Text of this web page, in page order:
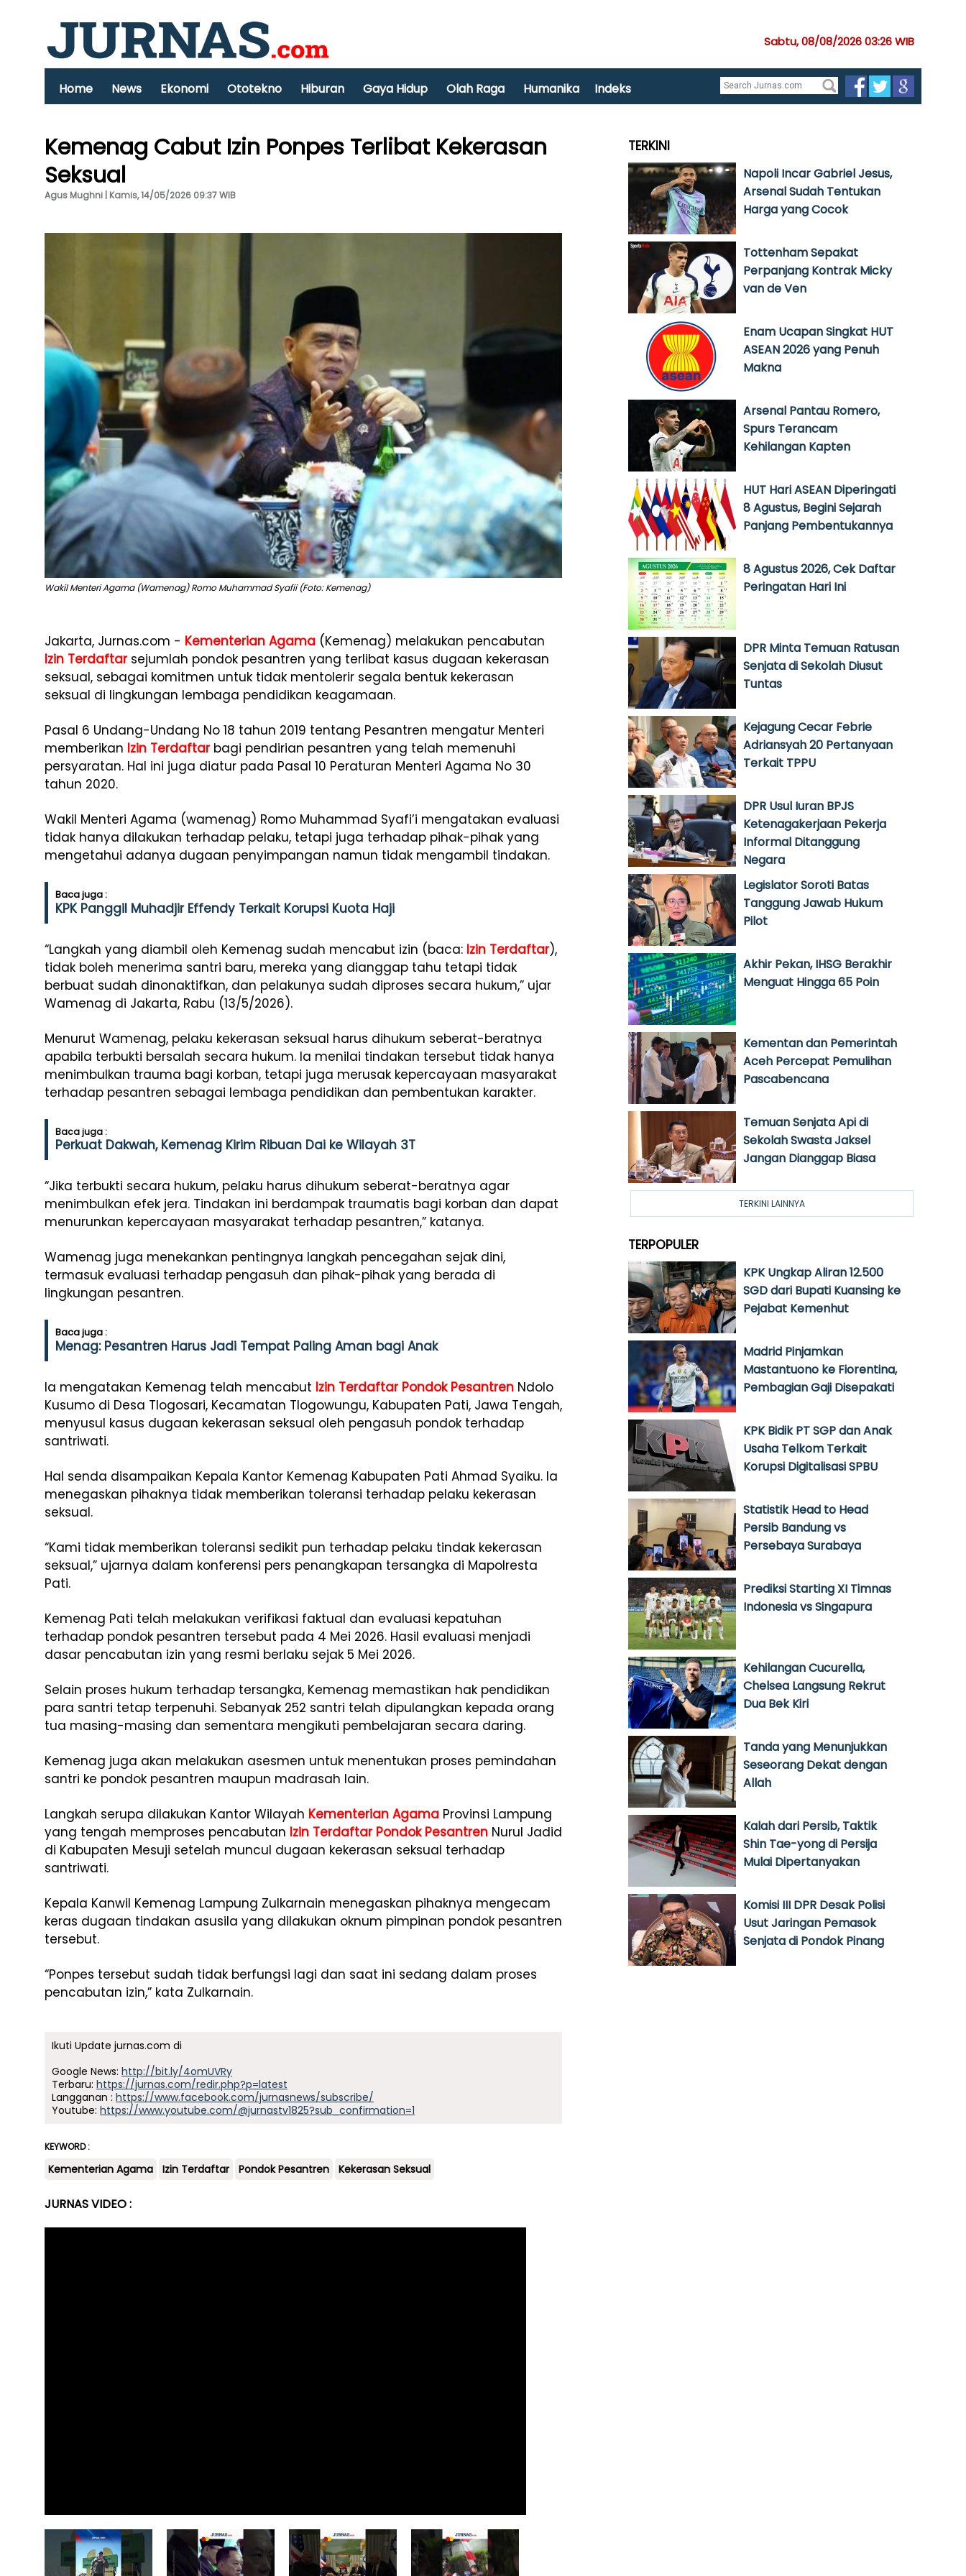
Sabtu, 08/08/2026 03:26 WIB
Home News Ekonomi Ototekno Hiburan Gaya Hidup Olah Raga Humanika Indeks
Kemenag Cabut Izin Ponpes Terlibat Kekerasan
Seksual
Agus Mughni | Kamis, 14/05/2026 09:37 WIB
Wakil Menteri Agama (Wamenag) Romo Muhammad Syafii (Foto: Kemenag)
Jakarta, Jurnas.com - Kementerian Agama (Kemenag) melakukan pencabutan
Izin Terdaftarsejumlah pondok pesantren yang terlibat kasus dugaan kekerasan
seksual, sebagai komitmen untuk tidak mentolerir segala bentuk kekerasan
seksual di lingkungan lembaga pendidikan keagamaan.
Pasal 6 Undang-Undang No 18 tahun 2019 tentang Pesantren mengatur Menteri
memberikan Izin Terdaftarbagi pendirian pesantren yang telah memenuhi
persyaratan. Hal ini juga diatur pada Pasal 10 Peraturan Menteri Agama No 30
tahun 2020.
Wakil Menteri Agama (wamenag) Romo Muhammad Syafi’i mengatakan evaluasi
tidak hanya dilakukan terhadap pelaku, tetapi juga terhadap pihak-pihak yang
mengetahui adanya dugaan penyimpangan namun tidak mengambil tindakan.
Baca juga :
KPK Panggil Muhadjir Effendy Terkait Korupsi Kuota Haji
“Langkah yang diambil oleh Kemenag sudah mencabut izin (baca: Izin Terdaftar),
tidak boleh menerima santri baru, mereka yang dianggap tahu tetapi tidak
berbuat sudah dinonaktifkan, dan pelakunya sudah diproses secara hukum,” ujar
Wamenag di Jakarta, Rabu (13/5/2026).
Menurut Wamenag, pelaku kekerasan seksual harus dihukum seberat-beratnya
apabila terbukti bersalah secara hukum. Ia menilai tindakan tersebut tidak hanya
menimbulkan trauma bagi korban, tetapi juga merusak kepercayaan masyarakat
terhadap pesantren sebagai lembaga pendidikan dan pembentukan karakter.
Baca juga :
Perkuat Dakwah, Kemenag Kirim Ribuan Dai ke Wilayah 3T
“Jika terbukti secara hukum, pelaku harus dihukum seberat-beratnya agar
menimbulkan efek jera. Tindakan ini berdampak traumatis bagi korban dan dapat
menurunkan kepercayaan masyarakat terhadap pesantren,” katanya.
Wamenag juga menekankan pentingnya langkah pencegahan sejak dini,
termasuk evaluasi terhadap pengasuh dan pihak-pihak yang berada di
lingkungan pesantren.
Baca juga :
Menag: Pesantren Harus Jadi Tempat Paling Aman bagi Anak
Ia mengatakan Kemenag telah mencabut Izin Terdaftar Pondok Pesantren Ndolo
Kusumo di Desa Tlogosari, Kecamatan Tlogowungu, Kabupaten Pati, Jawa Tengah,
menyusul kasus dugaan kekerasan seksual oleh pengasuh pondok terhadap
santriwati.
Hal senda disampaikan Kepala Kantor Kemenag Kabupaten Pati Ahmad Syaiku. Ia
menegaskan pihaknya tidak memberikan toleransi terhadap pelaku kekerasan
seksual.
“Kami tidak memberikan toleransi sedikit pun terhadap pelaku tindak kekerasan
seksual,” ujarnya dalam konferensi pers penangkapan tersangka di Mapolresta
Pati.
Kemenag Pati telah melakukan verifikasi faktual dan evaluasi kepatuhan
terhadap pondok pesantren tersebut pada 4 Mei 2026. Hasil evaluasi menjadi
dasar pencabutan izin yang resmi berlaku sejak 5 Mei 2026.
Selain proses hukum terhadap tersangka, Kemenag memastikan hak pendidikan
para santri tetap terpenuhi. Sebanyak 252 santri telah dipulangkan kepada orang
tua masing-masing dan sementara mengikuti pembelajaran secara daring.
Kemenag juga akan melakukan asesmen untuk menentukan proses pemindahan
santri ke pondok pesantren maupun madrasah lain.
Langkah serupa dilakukan Kantor Wilayah Kementerian Agama Provinsi Lampung
yang tengah memproses pencabutan Izin Terdaftar Pondok Pesantren Nurul Jadid
di Kabupaten Mesuji setelah muncul dugaan kekerasan seksual terhadap
santriwati.
Kepala Kanwil Kemenag Lampung Zulkarnain menegaskan pihaknya mengecam
keras dugaan tindakan asusila yang dilakukan oknum pimpinan pondok pesantren
tersebut.
“Ponpes tersebut sudah tidak berfungsi lagi dan saat ini sedang dalam proses
pencabutan izin,” kata Zulkarnain.
Ikuti Update jurnas.com di
Google News: http://bit.ly/4omUVRy
Terbaru: https://jurnas.com/redir.php?p=latest
Langganan : https://www.facebook.com/jurnasnews/subscribe/
Youtube: https://www.youtube.com/@jurnastv1825?sub_confirmation=1
KEYWORD :
Kementerian Agama Izin Terdaftar Pondok Pesantren Kekerasan Seksual
JURNAS VIDEO :
TERKINI
Napoli Incar Gabriel Jesus,
Arsenal Sudah Tentukan
Harga yang Cocok
Tottenham Sepakat
Perpanjang Kontrak Micky
van de Ven
Enam Ucapan Singkat HUT
ASEAN 2026 yang Penuh
Makna
Arsenal Pantau Romero,
Spurs Terancam
Kehilangan Kapten
HUT Hari ASEAN Diperingati
8 Agustus, Begini Sejarah
Panjang Pembentukannya
8 Agustus 2026, Cek Daftar
Peringatan Hari Ini
DPR Minta Temuan Ratusan
Senjata di Sekolah Diusut
Tuntas
Kejagung Cecar Febrie
Adriansyah 20 Pertanyaan
Terkait TPPU
DPR Usul Iuran BPJS
Ketenagakerjaan Pekerja
Informal Ditanggung
Negara
Legislator Soroti Batas
Tanggung Jawab Hukum
Pilot
Akhir Pekan, IHSG Berakhir
Menguat Hingga 65 Poin
Kementan dan Pemerintah
Aceh Percepat Pemulihan
Pascabencana
Temuan Senjata Api di
Sekolah Swasta Jaksel
Jangan Dianggap Biasa
TERKINI LAINNYA
TERPOPULER
KPK Ungkap Aliran 12.500
SGD dari Bupati Kuansing ke
Pejabat Kemenhut
Madrid Pinjamkan
Mastantuono ke Fiorentina,
Pembagian Gaji Disepakati
KPK Bidik PT SGP dan Anak
Usaha Telkom Terkait
Korupsi Digitalisasi SPBU
Statistik Head to Head
Persib Bandung vs
Persebaya Surabaya
Prediksi Starting XI Timnas
Indonesia vs Singapura
Kehilangan Cucurella,
Chelsea Langsung Rekrut
Dua Bek Kiri
Tanda yang Menunjukkan
Seseorang Dekat dengan
Allah
Kalah dari Persib, Taktik
Shin Tae-yong di Persija
Mulai Dipertanyakan
Komisi III DPR Desak Polisi
Usut Jaringan Pemasok
Senjata di Pondok Pinang